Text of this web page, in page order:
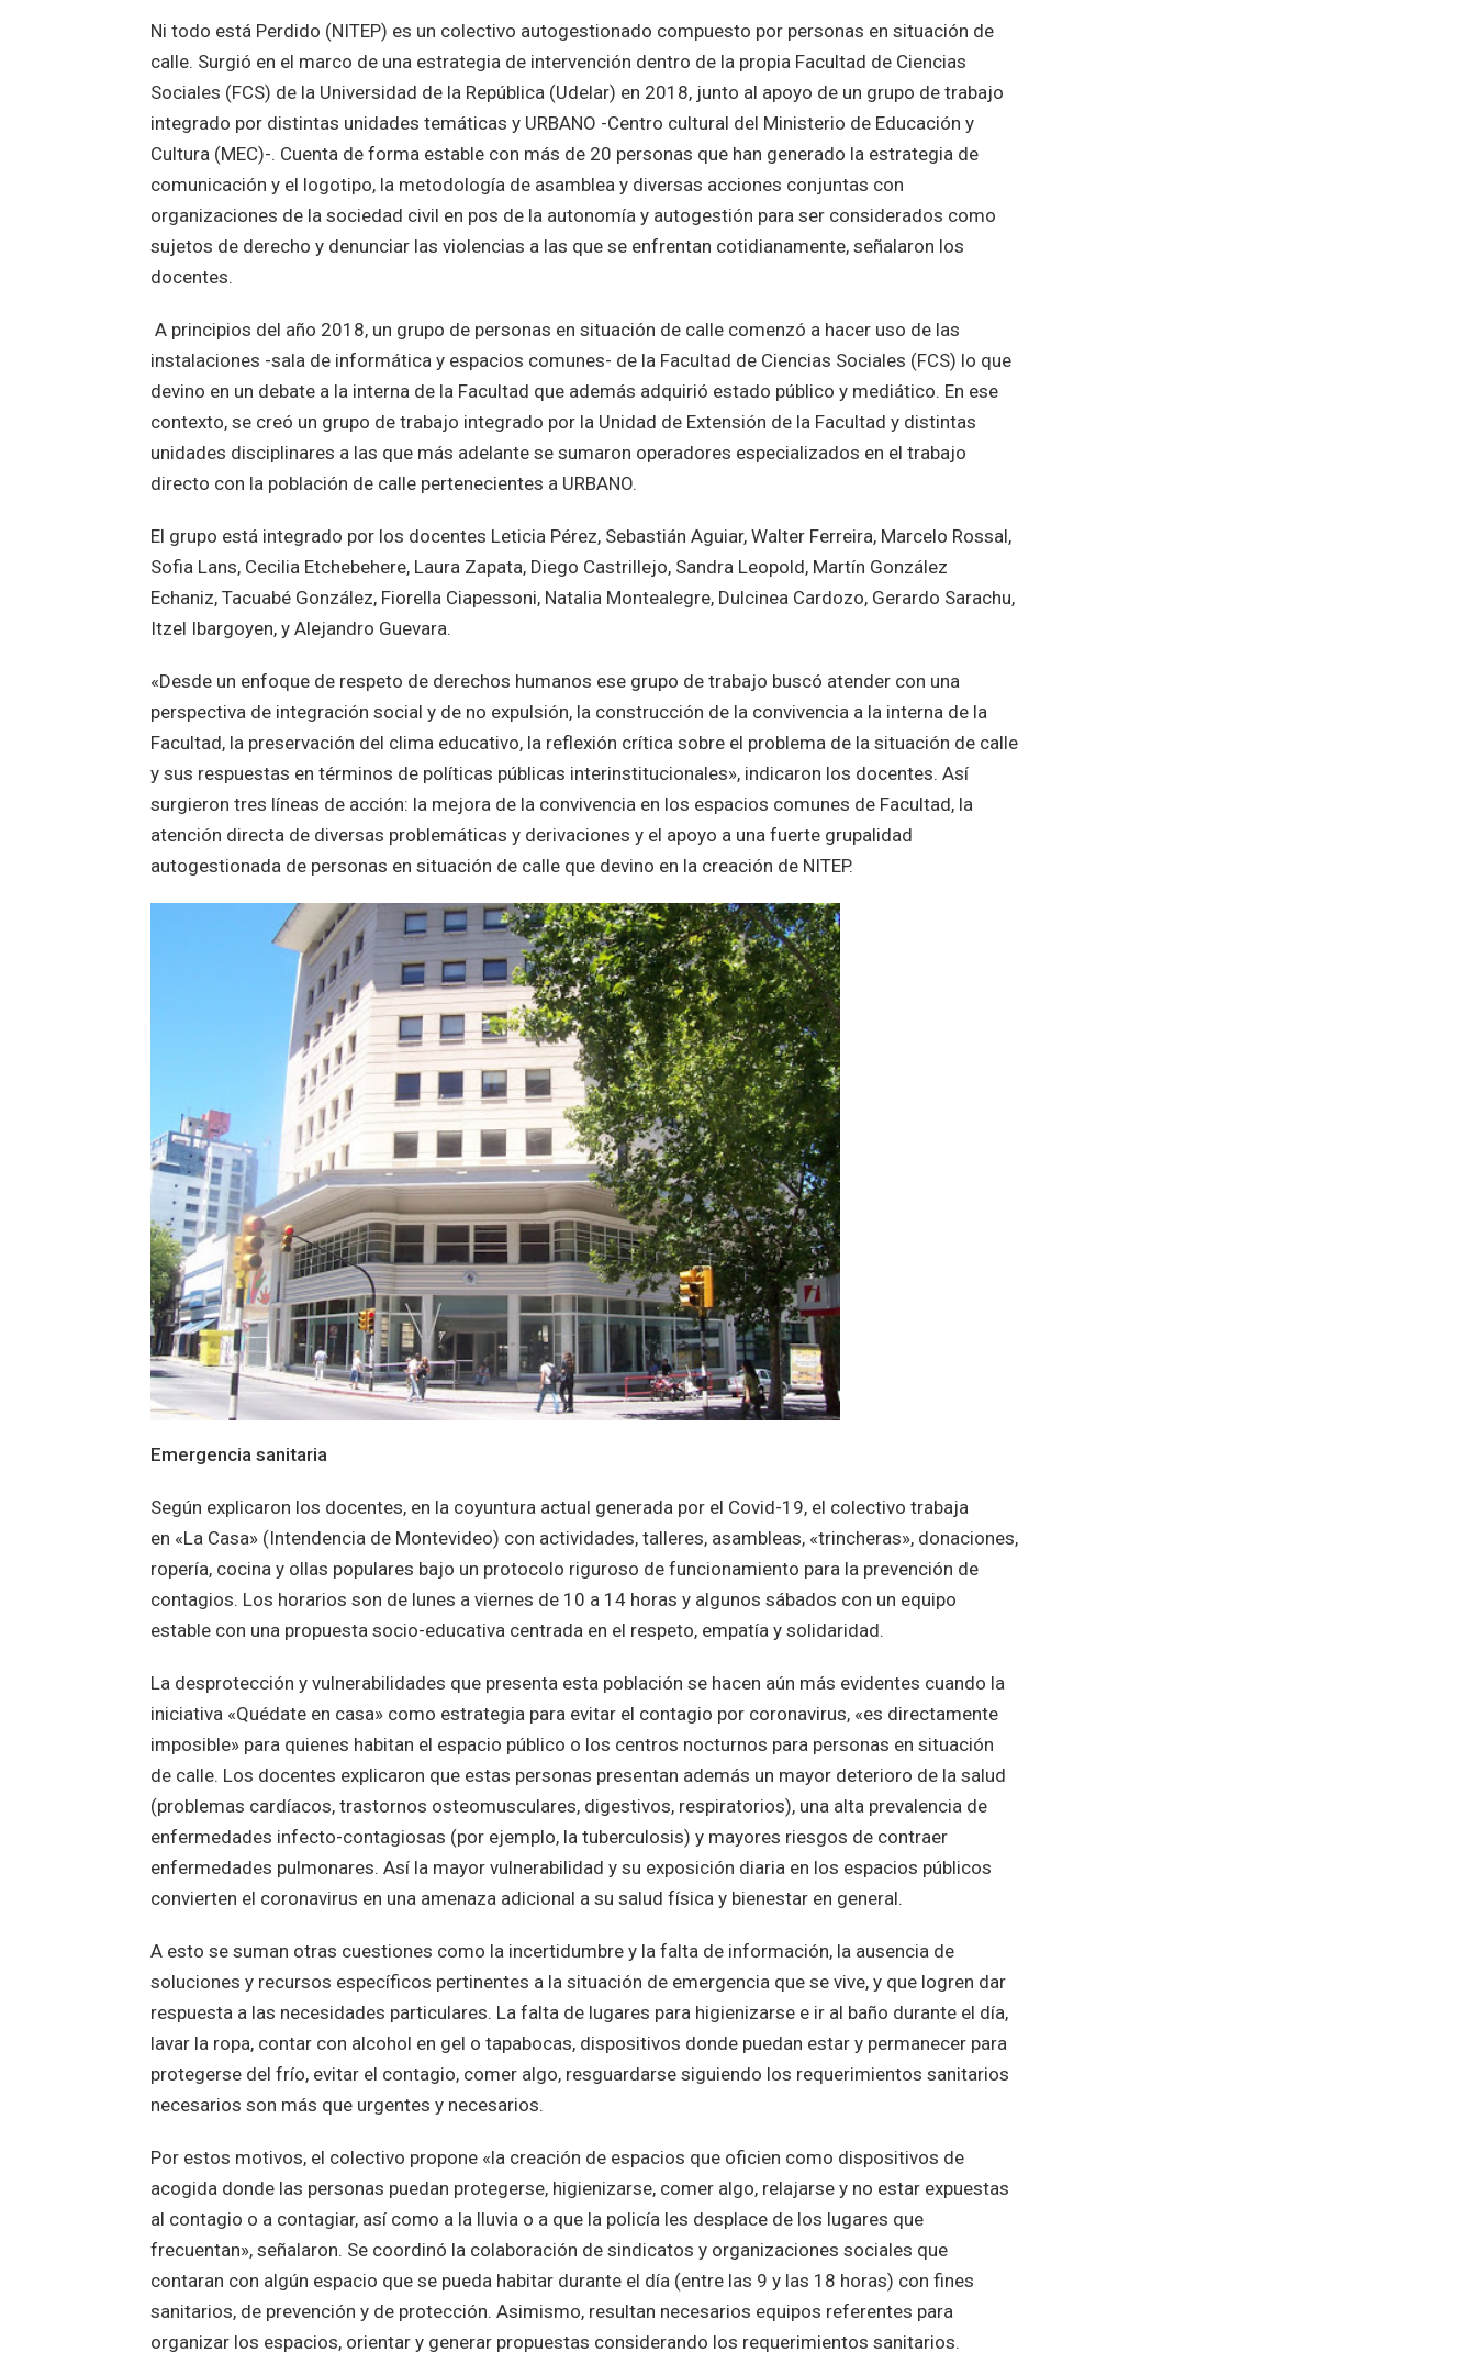
Ni todo está Perdido (NITEP) es un colectivo autogestionado compuesto por personas en situación de
calle. Surgió en el marco de una estrategia de intervención dentro de la propia Facultad de Ciencias
Sociales (FCS) de la Universidad de la República (Udelar) en 2018, junto al apoyo de un grupo de trabajo
integrado por distintas unidades temáticas y URBANO -Centro cultural del Ministerio de Educación y
Cultura (MEC)-. Cuenta de forma estable con más de 20 personas que han generado la estrategia de
comunicación y el logotipo, la metodología de asamblea y diversas acciones conjuntas con
organizaciones de la sociedad civil en pos de la autonomía y autogestión para ser considerados como
sujetos de derecho y denunciar las violencias a las que se enfrentan cotidianamente, señalaron los
docentes.
A principios del año 2018, un grupo de personas en situación de calle comenzó a hacer uso de las
instalaciones -sala de informática y espacios comunes- de la Facultad de Ciencias Sociales (FCS) lo que
devino en un debate a la interna de la Facultad que además adquirió estado público y mediático. En ese
contexto, se creó un grupo de trabajo integrado por la Unidad de Extensión de la Facultad y distintas
unidades disciplinares a las que más adelante se sumaron operadores especializados en el trabajo
directo con la población de calle pertenecientes a URBANO.
El grupo está integrado por los docentes Leticia Pérez, Sebastián Aguiar, Walter Ferreira, Marcelo Rossal,
Sofia Lans, Cecilia Etchebehere, Laura Zapata, Diego Castrillejo, Sandra Leopold, Martín González
Echaniz, Tacuabé González, Fiorella Ciapessoni, Natalia Montealegre, Dulcinea Cardozo, Gerardo Sarachu,
Itzel Ibargoyen, y Alejandro Guevara.
«Desde un enfoque de respeto de derechos humanos ese grupo de trabajo buscó atender con una
perspectiva de integración social y de no expulsión, la construcción de la convivencia a la interna de la
Facultad, la preservación del clima educativo, la reflexión crítica sobre el problema de la situación de calle
y sus respuestas en términos de políticas públicas interinstitucionales», indicaron los docentes. Así
surgieron tres líneas de acción: la mejora de la convivencia en los espacios comunes de Facultad, la
atención directa de diversas problemáticas y derivaciones y el apoyo a una fuerte grupalidad
autogestionada de personas en situación de calle que devino en la creación de NITEP.
Emergencia sanitaria
Según explicaron los docentes, en la coyuntura actual generada por el Covid-19, el colectivo trabaja
en «La Casa» (Intendencia de Montevideo) con actividades, talleres, asambleas, «trincheras», donaciones,
ropería, cocina y ollas populares bajo un protocolo riguroso de funcionamiento para la prevención de
contagios. Los horarios son de lunes a viernes de 10 a 14 horas y algunos sábados con un equipo
estable con una propuesta socio-educativa centrada en el respeto, empatía y solidaridad.
La desprotección y vulnerabilidades que presenta esta población se hacen aún más evidentes cuando la
iniciativa «Quédate en casa» como estrategia para evitar el contagio por coronavirus, «es directamente
imposible» para quienes habitan el espacio público o los centros nocturnos para personas en situación
de calle. Los docentes explicaron que estas personas presentan además un mayor deterioro de la salud
(problemas cardíacos, trastornos osteomusculares, digestivos, respiratorios), una alta prevalencia de
enfermedades infecto-contagiosas (por ejemplo, la tuberculosis) y mayores riesgos de contraer
enfermedades pulmonares. Así la mayor vulnerabilidad y su exposición diaria en los espacios públicos
convierten el coronavirus en una amenaza adicional a su salud física y bienestar en general.
A esto se suman otras cuestiones como la incertidumbre y la falta de información, la ausencia de
soluciones y recursos específicos pertinentes a la situación de emergencia que se vive, y que logren dar
respuesta a las necesidades particulares. La falta de lugares para higienizarse e ir al baño durante el día,
lavar la ropa, contar con alcohol en gel o tapabocas, dispositivos donde puedan estar y permanecer para
protegerse del frío, evitar el contagio, comer algo, resguardarse siguiendo los requerimientos sanitarios
necesarios son más que urgentes y necesarios.
Por estos motivos, el colectivo propone «la creación de espacios que oficien como dispositivos de
acogida donde las personas puedan protegerse, higienizarse, comer algo, relajarse y no estar expuestas
al contagio o a contagiar, así como a la lluvia o a que la policía les desplace de los lugares que
frecuentan», señalaron. Se coordinó la colaboración de sindicatos y organizaciones sociales que
contaran con algún espacio que se pueda habitar durante el día (entre las 9 y las 18 horas) con fines
sanitarios, de prevención y de protección. Asimismo, resultan necesarios equipos referentes para
organizar los espacios, orientar y generar propuestas considerando los requerimientos sanitarios.